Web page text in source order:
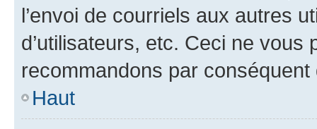
l’envoi de courriels aux autres
d’utilisateurs, etc. Ceci ne vous
recommandons par conséquent
Haut